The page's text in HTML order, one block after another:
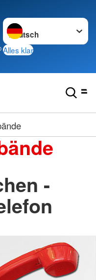
Sprache wechseln zu
Alles klar
-